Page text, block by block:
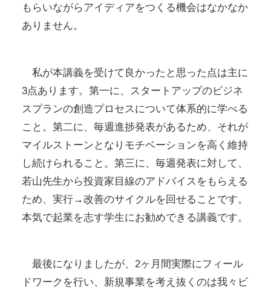
もらいながらアイディアをつくる機会はなかなか
ありません。
私が本講義を受けて良かったと思った点は主に
3点あります。第一に、スタートアップのビジネ
スプランの創造プロセスについて体系的に学べる
こと。第二に、毎週進捗発表があるため、それが
マイルストーンとなりモチベーションを高く維持
し続けられること。第三に、毎週発表に対して、
若山先生から投資家目線のアドバイスをもらえる
ため、実行→改善のサイクルを回せることです。
本気で起業を志す学生にお勧めできる講義です。
最後になりましたが、2ヶ月間実際にフィール
ドワークを行い、新規事業を考え抜くのは我々ビ